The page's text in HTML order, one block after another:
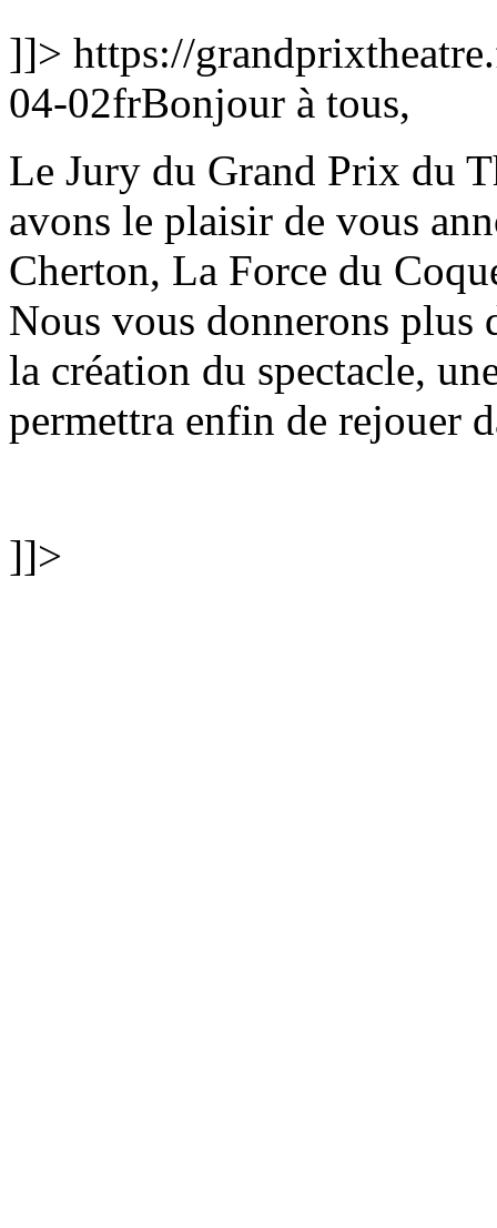
]]> https://
04-02frBonjour à tous,
Le Jury du Grand Prix du
avons le plaisir de vous
Cherton, La Force du
Nous vous donnerons plus
la création du spectacle,
permettra enfin de rejouer
]]>